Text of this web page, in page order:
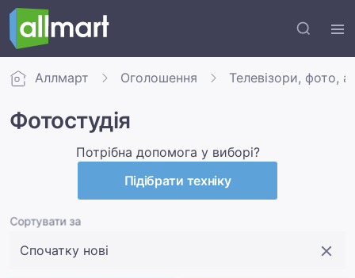
Аллмарт Оголошення Телевізори, фото,
Фотостудія
Потрібна допомога у виборі?
Підібрати техніку
Сортувати за